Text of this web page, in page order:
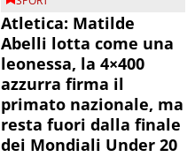
Atletica: Matilde
Abelli lotta come una
leonessa, la 4×400
azzurra firma il
primato nazionale, ma
resta fuori dalla finale
dei Mondiali Under 20